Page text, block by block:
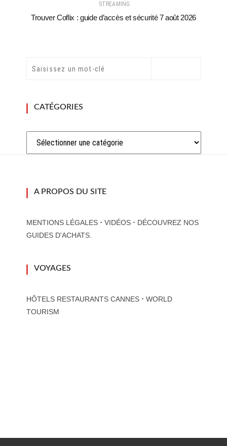
STREAMING
Trouver Coflix : guide d’accès et sécurité 7 août 2026
CATÉGORIES
A PROPOS DU SITE
MENTIONS LÉGALES- VIDÉOS- DÉCOUVREZ NOS
GUIDES D'ACHATS.
VOYAGES
HÔTELS RESTAURANTS CANNES- WORLD
TOURISM